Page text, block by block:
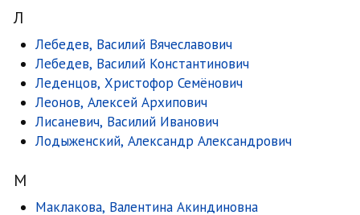
Л
Лебедев, Василий Вячеславович
Лебедев, Василий Константинович
Леденцов, Христофор Семёнович
Леонов, Алексей Архипович
Лисаневич, Василий Иванович
Лодыженский, Александр Александрович
М
Маклакова, Валентина Акиндиновна